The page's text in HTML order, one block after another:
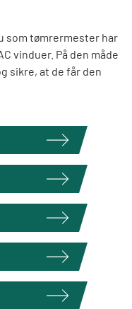
som tømrermester har
vinduer. På den måde
sikre, at de får den